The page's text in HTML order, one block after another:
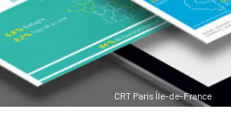
CRT Paris Île-de-France